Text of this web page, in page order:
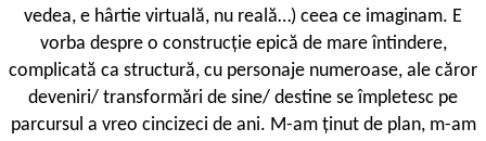
vedea, e hârtie virtuală, nu reală…) ceea ce imaginam. E
vorba despre o construcție epică de mare întindere,
complicată ca structură, cu personaje numeroase, ale căror
deveniri/ transformări de sine/ destine se împletesc pe
parcursul a vreo cincizeci de ani. M-am ținut de plan, m-am